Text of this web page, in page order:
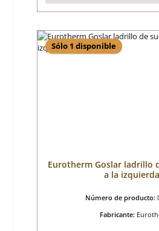
Sólo 1 disponible
Eurotherm Goslar ladrillo
a la
Número de producto:
Fabricante: